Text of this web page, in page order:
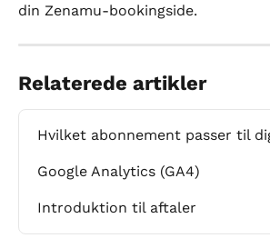
din Zenamu-bookingside.
Relaterede artikler
Hvilket abonnement passer til
Google Analytics (GA4)
Introduktion til aftaler